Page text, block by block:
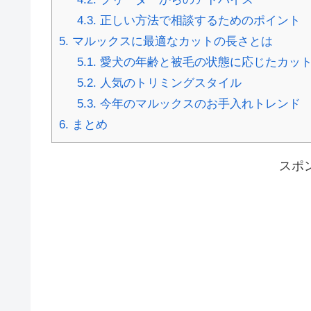
4.3. 正しい方法で相談するためのポイント
5. マルックスに最適なカットの長さとは
5.1. 愛犬の年齢と被毛の状態に応じたカッ
5.2. 人気のトリミングスタイル
5.3. 今年のマルックスのお手入れトレンド
6. まとめ
スポ